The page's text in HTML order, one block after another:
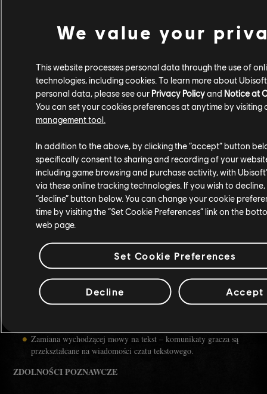
MOTORYKA
joysticka).
Obsługa różnych urządzeń peryferyjnych.
Możliwość dostosowania poziomu czułości oraz odwrócenia osi
dla wszystkich trybów działania kamery.
Tryb ekranu HUD dla osób nierozróżniających kolorów.
Dostosowanie napisów (wielkość, kolory, czcionki, tła, określenie
autora wypowiedzi).
Opcja zamiany tekstu na mowę: tekst pisany w warstwie menu
gry oraz na czacie będzie czytany przez syntezator mowy.
Funkcja zamiany tekstu na mowę obejmuje modyfikowane tempo
narracji, głośność, a także możliwość wyboru głosu narratora.
Możliwość wyłączenia drgania kamery w trakcie rozgrywki.
SŁUCH
Napisy dla niesłyszących (wizualne znaczniki dla efektów
dźwiękowych).
Zamiana wychodzącej mowy na tekst – komunikaty gracza są
przekształcane na wiadomości czatu tekstowego.
ZDOLNOŚCI POZNAWCZE
We value your
This website processes personal data through the use of
technologies, including cookies. To learn more about
personal data, please see our Privacy Policyand Notice at
You can set your cookies preferences at anytime by visiting
management tool.
In addition to the above, by clicking the “accept” button
specifically consent to sharing and recording of your
including game browsing and purchase activity, with
via these online tracking technologies. If you wish to
“decline” button below. You can change your cookie
time by visiting the “Set Cookie Preferences” link on the
web page.
Set Cookie Preferences
Decline Accept